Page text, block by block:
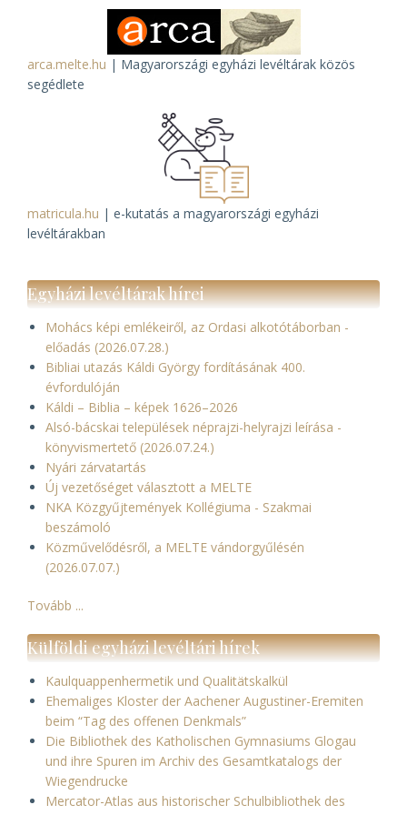
arca.melte.hu | Magyarországi egyházi levéltárak közös
segédlete
matricula.hu | e-kutatás a magyarországi egyházi
levéltárakban
Egyházi levéltárak hírei
Mohács képi emlékeiről, az Ordasi alkotótáborban -
előadás (2026.07.28.)
Bibliai utazás Káldi György fordításának 400.
évfordulóján
Káldi – Biblia – képek 1626–2026
Alsó-bácskai települések néprajzi-helyrajzi leírása -
könyvismertető (2026.07.24.)
Nyári zárvatartás
Új vezetőséget választott a MELTE
NKA Közgyűjtemények Kollégiuma - Szakmai
beszámoló
Közművelődésről, a MELTE vándorgyűlésén
(2026.07.07.)
Tovább ...
Külföldi egyházi levéltári hírek
Kaulquappenhermetik und Qualitätskalkül
Ehemaliges Kloster der Aachener Augustiner-Eremiten
beim “Tag des offenen Denkmals”
Die Bibliothek des Katholischen Gymnasiums Glogau
und ihre Spuren im Archiv des Gesamtkatalogs der
Wiegendrucke
Mercator-Atlas aus historischer Schulbibliothek des